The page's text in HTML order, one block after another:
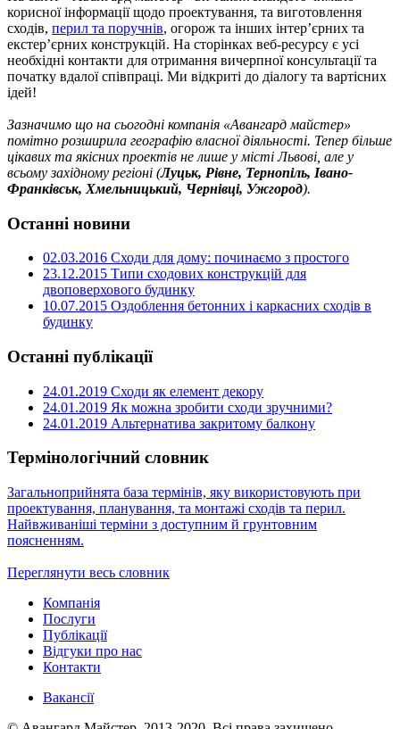
корисної інформації щодо проектування, та виготовлення
сходів, перил та поручнів, огорож та інших інтер’єрних та
екстер’єрних конструкцій. На сторінках веб-ресурсу є усі
необхідні контакти для отримання вичерпної консультації та
початку вдалої співпраці. Ми відкриті до діалогу та вартісних
ідей!
Зазначимо що на сьогодні компанія «Авангард майстер»
помітно розширила географію власної діяльності. Тепер більше
цікавих та якісних проектів не лише у місті Львові, але у
всьому західному регіоні (Луцьк, Рівне, Тернопіль, Івано-
Франківськ, Хмельницький, Чернівці, Ужгород).
Останні новини
02.03.2016 Сходи для дому: починаємо з простого
23.12.2015 Типи сходових конструкцій для
двоповерхового будинку
10.07.2015 Оздоблення бетонних і каркасних сходів в
будинку
Останні публікації
24.01.2019 Сходи як елемент декору
24.01.2019 Як можна зробити сходи зручними?
24.01.2019 Альтернатива закритому балкону
Термінологічний словник
Загальноприйнята база термінів, яку використовують при
проектування, планування, та монтажі сходів та перил.
Найвживаніші терміни з доступним й грунтовним
поясненням.
Переглянути весь словник
Компанія
Послуги
Публікації
Відгуки про нас
Контакти
Вакансії